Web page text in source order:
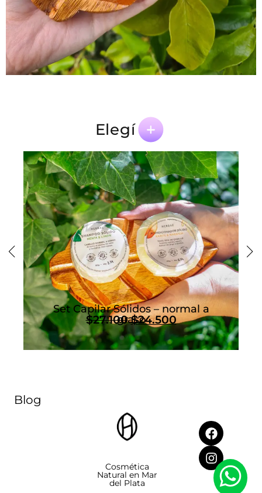
Elegí
Set Capilar Sólidos – normal a
graso
$27.100 $24.500
Blog
Cosmética
Natural en Mar
del Plata